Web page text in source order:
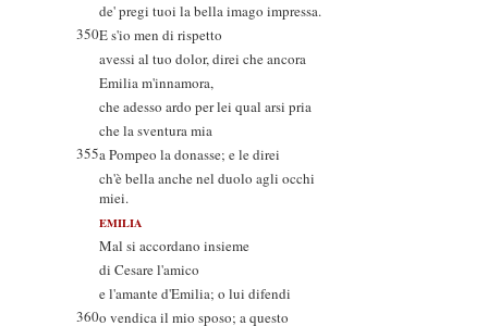
de' pregi tuoi la bella imago impressa.
350E s'io men di rispetto
avessi al tuo dolor, direi che ancora
Emilia m'innamora,
che adesso ardo per lei qual arsi pria
che la sventura mia
355a Pompeo la donasse; e le direi
ch'è bella anche nel duolo agli occhi
miei.
EMILIA
Mal si accordano insieme
di Cesare l'amico
e l'amante d'Emilia; o lui difendi
360o vendica il mio sposo; a questo